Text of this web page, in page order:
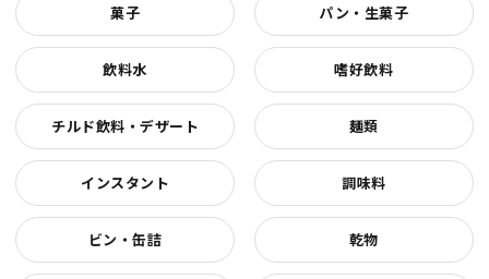
菓子 パン・生菓子
飲料水 嗜好飲料
チルド飲料・デザート 麺類
インスタント 調味料
ビン・缶詰 乾物